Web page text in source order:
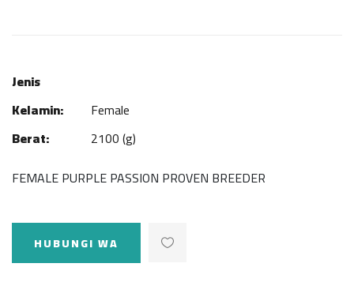
Jenis
Kelamin:
Female
Berat:
2100 (g)
FEMALE PURPLE PASSION PROVEN BREEDER
HUBUNGI WA